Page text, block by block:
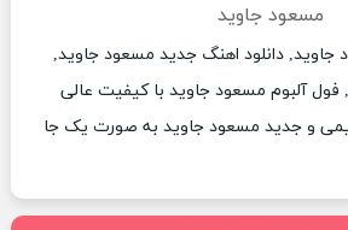
مسعود جاوید
جاوید, دانلود اهنگ جدید مسعود جاوید,
فول آلبوم مسعود جاوید با کیفیت عالی
و جدید مسعود جاوید به صورت یک جا